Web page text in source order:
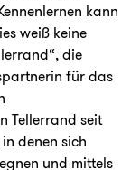
kann
weiß keine
die
für das
Tellerrand seit
denen sich
und mittels